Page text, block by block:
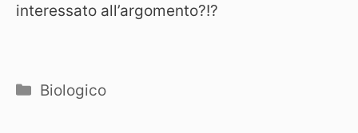
interessato all’argomento?!?
Categorie
Biologico